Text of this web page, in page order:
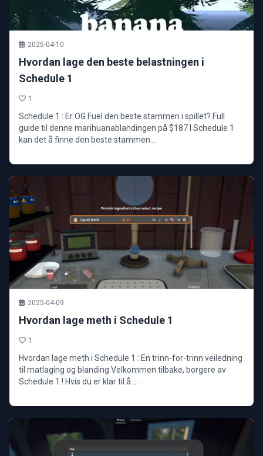
2025-04-10
Hvordan lage den beste belastningen i
Schedule 1
1
Schedule 1 : Er OG Fuel den beste stammen i spillet? Full
guide til denne marihuanablandingen på $187 I Schedule 1
kan det å finne den beste stammen...
2025-04-09
Hvordan lage meth i Schedule 1
1
Hvordan lage meth i Schedule 1 : En trinn-for-trinn veiledning
til matlaging og blanding Velkommen tilbake, borgere av
Schedule 1 ! Hvis du er klar til å ...